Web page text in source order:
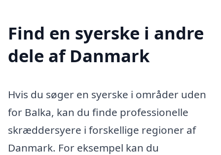
Find en syerske i andre
dele af Danmark
Hvis du søger en syerske i områder uden
for Balka, kan du finde professionelle
skræddersyere i forskellige regioner af
Danmark. For eksempel kan du